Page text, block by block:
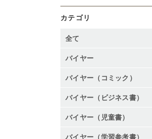
カテゴリ
全て
バイヤー
バイヤー（コミック）
バイヤー（ビジネス書）
バイヤー（児童書）
バイヤー（学習参考書）